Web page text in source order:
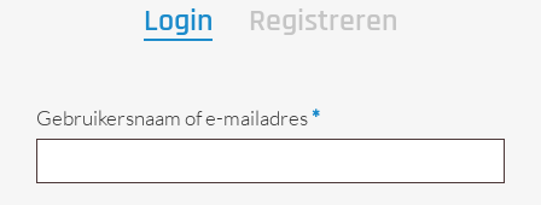
Login Registreren
Gebruikersnaam of e-mailadres*Vereist